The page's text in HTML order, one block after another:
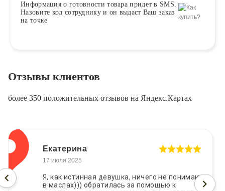
Информация о готовности товара придет в SMS.
Назовите код сотруднику и он выдаст Ваш заказ
на точке
Отзывы клиентов
более 350 положительных отзывов на Яндекс.Картах
Екатерина
17 июля 2025
Я, как истинная девушка, ничего не понимаю
в маслах))) обратилась за помощью к